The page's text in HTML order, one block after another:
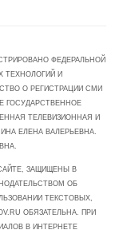
ФЕДЕРАЛЬНОЙ
ТЕХНОЛОГИЙ И
О РЕГИСТРАЦИИ СМИ
ГОСУДАРСТВЕННОЕ
ТЕЛЕВИЗИОННАЯ И
ЕЛЕНА ВАЛЕРЬЕВНА.
ЗАЩИЩЕНЫ В
ОБ
ТЕКСТОВЫХ,
ОБЯЗАТЕЛЬНА. ПРИ
В ИНТЕРНЕТЕ